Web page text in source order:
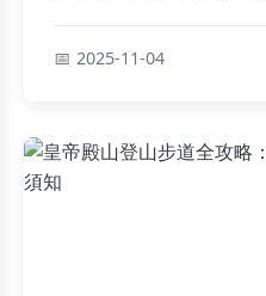
2025-11-04